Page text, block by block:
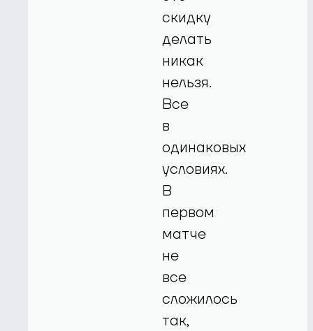
скидку
делать
никак
нельзя.
Все
в
одинаковых
условиях.
В
первом
матче
не
все
сложилось
так,